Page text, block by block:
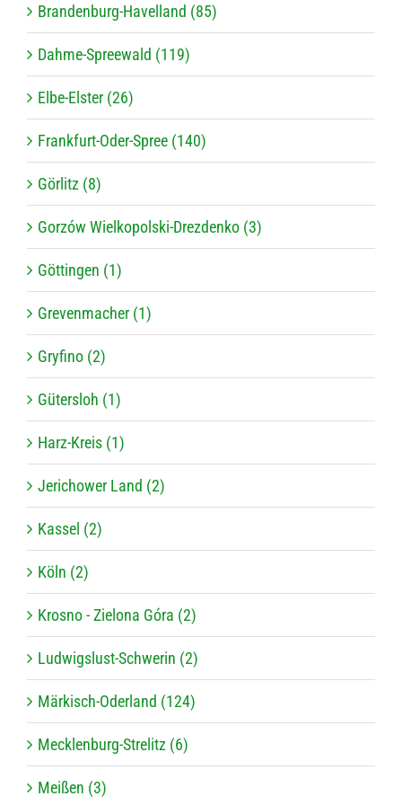
Brandenburg-Havelland (85)
Dahme-Spreewald (119)
Elbe-Elster (26)
Frankfurt-Oder-Spree (140)
Görlitz (8)
Gorzów Wielkopolski-Drezdenko (3)
Göttingen (1)
Grevenmacher (1)
Gryfino (2)
Gütersloh (1)
Harz-Kreis (1)
Jerichower Land (2)
Kassel (2)
Köln (2)
Krosno - Zielona Góra (2)
Ludwigslust-Schwerin (2)
Märkisch-Oderland (124)
Mecklenburg-Strelitz (6)
Meißen (3)